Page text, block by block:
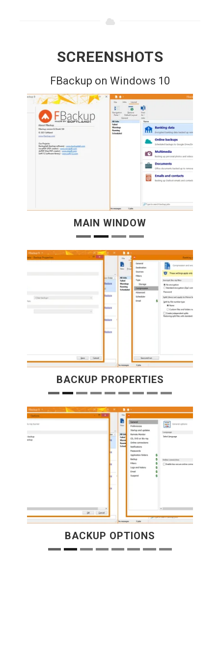
SCREENSHOTS
FBackup on Windows 10
MAIN WINDOW
BACKUP PROPERTIES
BACKUP OPTIONS